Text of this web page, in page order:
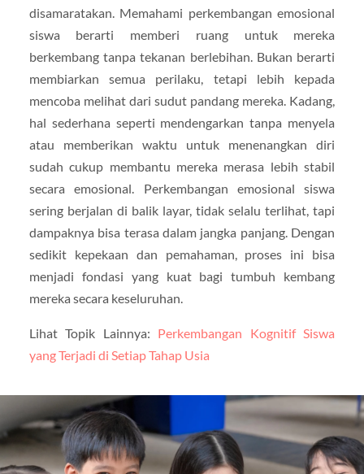
disamaratakan. Memahami perkembangan emosional
siswa berarti memberi ruang untuk mereka
berkembang tanpa tekanan berlebihan. Bukan berarti
membiarkan semua perilaku, tetapi lebih kepada
mencoba melihat dari sudut pandang mereka. Kadang,
hal sederhana seperti mendengarkan tanpa menyela
atau memberikan waktu untuk menenangkan diri
sudah cukup membantu mereka merasa lebih stabil
secara emosional. Perkembangan emosional siswa
sering berjalan di balik layar, tidak selalu terlihat, tapi
dampaknya bisa terasa dalam jangka panjang. Dengan
sedikit kepekaan dan pemahaman, proses ini bisa
menjadi fondasi yang kuat bagi tumbuh kembang
mereka secara keseluruhan.
Lihat Topik Lainnya: Perkembangan Kognitif Siswa
yang Terjadi di Setiap Tahap Usia